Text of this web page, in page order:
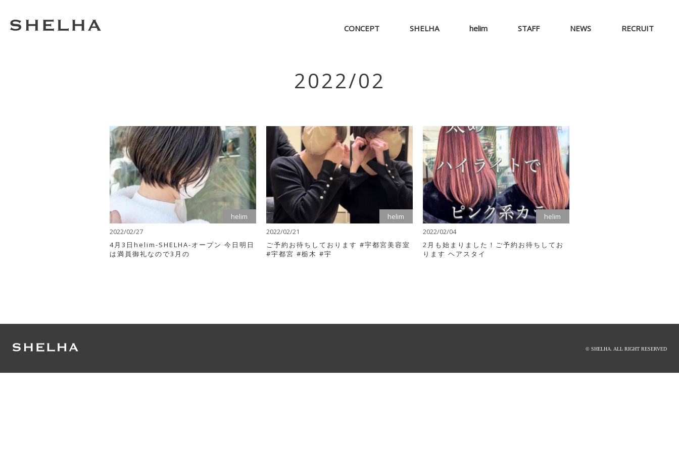
CONCEPT SHELHA helim STAFF NEWS RECRUIT
2022/02
helim
2022/02/27
4月3日helim-SHELHA-オープン️ 今日明日
は満員御礼なので3月の
helim
2022/02/21
ご予約お待ちしております #宇都宮美容室
#宇都宮 #栃木 #宇
helim
2022/02/04
2月も始まりました！ご予約お待ちしてお
ります ヘアスタイ
© SHELHA. ALL RIGHT RESERVED